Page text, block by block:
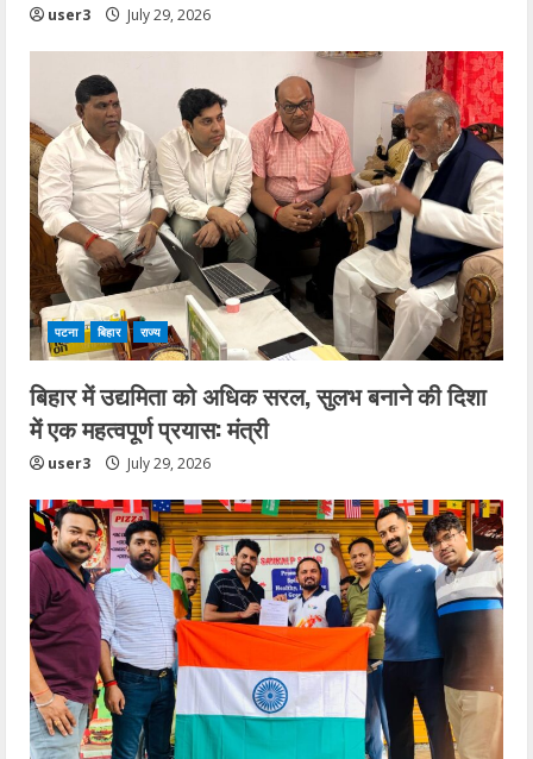
user3 July 29, 2026
पटना बिहार राज्य
बिहार में उद्यमिता को अधिक सरल, सुलभ बनाने की दिशा
में एक महत्वपूर्ण प्रयास: मंत्री
user3 July 29, 2026